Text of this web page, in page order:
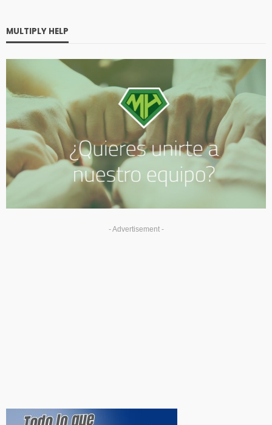
MULTIPLY HELP
- Advertisement -